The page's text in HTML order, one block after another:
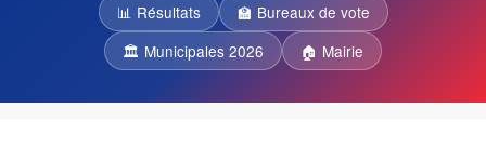
📊 Résultats
🏫 Bureaux de vote
🏛 Municipales 2026
🏠 Mairie